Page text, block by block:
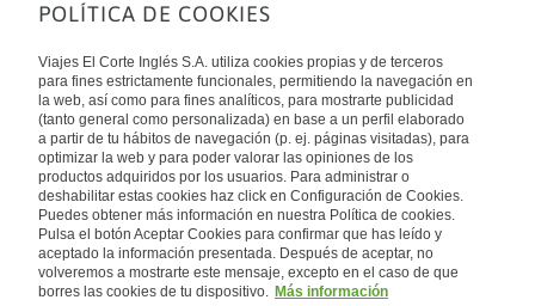
Sobre nosotros
Quiénes somos
Financiación
Sostenibilidad
Turismo accesible
Tarjeta El Corte Inglés
Trabaja con nosotros
El Corte Inglés
Canal Ético
Enlaces de interés
Guías de viaje
Catálogos
Auto check-in
Condiciones Generales
Política de privacidad
Política de cookies
Accesibilidad
Empresas/ Grupos
Internacional
España
Visita nuestro blog
Blog de Viajes el Corte inglés
POLÍTICA DE COOKIES
Viajes El Corte Inglés S.A. utiliza cookies propias y de terceros
para fines estrictamente funcionales, permitiendo la navegación en
la web, así como para fines analíticos, para mostrarte publicidad
(tanto general como personalizada) en base a un perfil elaborado
a partir de tu hábitos de navegación (p. ej. páginas visitadas), para
optimizar la web y para poder valorar las opiniones de los
productos adquiridos por los usuarios. Para administrar o
deshabilitar estas cookies haz click en Configuración de Cookies.
Puedes obtener más información en nuestra Política de cookies.
Pulsa el botón Aceptar Cookies para confirmar que has leído y
aceptado la información presentada. Después de aceptar, no
volveremos a mostrarte este mensaje, excepto en el caso de que
borres las cookies de tu dispositivo. Más información